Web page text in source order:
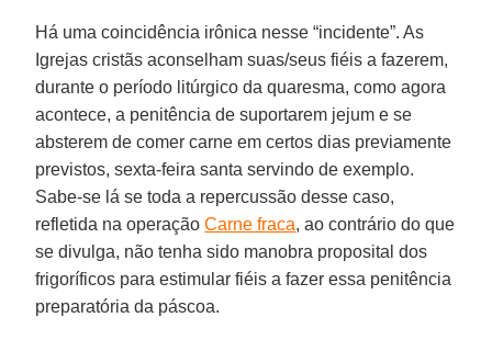
Há uma coincidência irônica nesse “incidente”. As
Igrejas cristãs aconselham suas/seus fiéis a fazerem,
durante o período litúrgico da quaresma, como agora
acontece, a penitência de suportarem jejum e se
absterem de comer carne em certos dias previamente
previstos, sexta-feira santa servindo de exemplo.
Sabe-se lá se toda a repercussão desse caso,
refletida na operaçãoCarne fraca, ao contrário do que
se divulga, não tenha sido manobra proposital dos
frigoríficos para estimular fiéis a fazer essa penitência
preparatória da páscoa.